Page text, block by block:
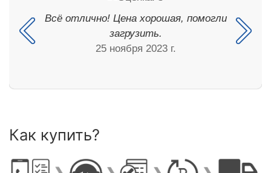
Всё отлично! Цена хорошая, помогли
загрузить.
25 ноября 2023 г.
Как купить?